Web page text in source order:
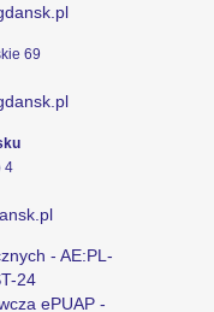
69
4
- AE:PL-
24
ePUAP -